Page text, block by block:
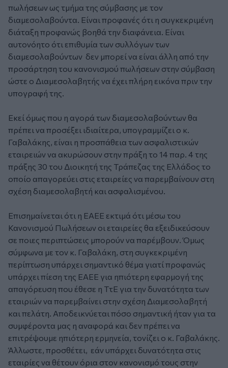
πωλήσεων ως τμήμα της σύμβασης με τον
διαμεσολαβούντα. Είναι προφανές ότι η συγκεκριμένη
διάταξη προφανώς βοηθά την διαφάνεια. Είναι
αυτονόητο ότι επιθυμία των συλλόγων των
διαμεσολαβούντων δεν μπορεί να είναι άλλη από την
προσάρτηση του κανονισμού πωλήσεων στην σύμβαση
ώστε ο Διαμεσολαβητής να έχει πλήρη εικόνα πριν την
υπογραφή της.
Εκεί όμως που η αγορά των διαμεσολαβούντων θα
πρέπει να προσέξει ιδιαίτερα, υπογραμμίζει ο κ.
Γαβαλάκης, είναι η προσπάθεια των ασφαλιστικών
εταιρειών να ακυρώσουν στην πράξη το 14 παρ. 4 της
πράξης 30 του Διοικητή της Τράπεζας της Ελλάδος το
οποίο απαγορεύει στις εταιρείες να παρεμβαίνουν στη
σχέση διαμεσολαβητή και ασφαλισμένου.
Επισημαίνεται ότι η ΕΑΕΕ εκτιμά ότι μέσω του
Κανονισμού Πωλήσεων οι εταιρείες θα εξειδικεύσουν
σε ποιες περιπτώσεις μπορούν να παρέμβουν. Όμως
σύμφωνα με τον κ. Γαβαλάκη, στη συγκεκριμένη
περίπτωση υπάρχει σημαντικό θέμα γιατί προφανώς
υπάρχει πίεση της ΕΑΕΕ για ηπιότερη εφαρμογή της
απαγόρευση που έθεσε η ΤτΕ για την δυνατότητα των
εταιριών να παρεμβαίνει στην σχέση Διαμεσολαβητή
και πελάτη. Αποδεικνύεται πόσο σημαντική ήταν για τα
συμφέροντα μας η αναφορά και δεν πρέπει να
επιτρέψουμε ηπιότερη ερμηνεία, τονίζει ο κ. Γαβαλάκης.
Άλλωστε, προσθέτει, εάν υπάρχει δυνατότητα στις
εταιρίες να θέτουν όρια στον κανονισμό τους στην